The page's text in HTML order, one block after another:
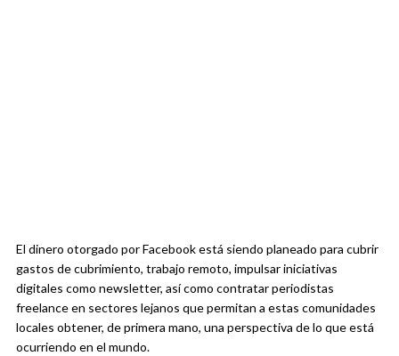
El dinero otorgado por Facebook está siendo planeado para cubrir
gastos de cubrimiento, trabajo remoto, impulsar iniciativas
digitales como newsletter, así como contratar periodistas
freelance en sectores lejanos que permitan a estas comunidades
locales obtener, de primera mano, una perspectiva de lo que está
ocurriendo en el mundo.